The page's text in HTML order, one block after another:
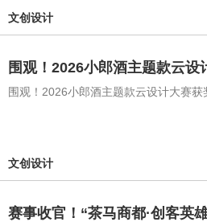
文创设计
围观！2026小郎酒主题款云设
围观！2026小郎酒主题款云设计大赛获
文创设计
赛事收官！“茶马商都·创客英